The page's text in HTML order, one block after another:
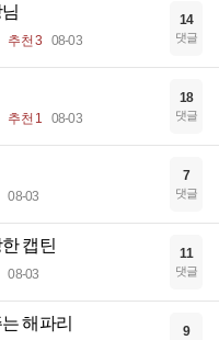
추천 3 08-03
14
댓글
추천 1 08-03
18
댓글
08-03
7
댓글
캡틴
08-03
11
댓글
해파리 9